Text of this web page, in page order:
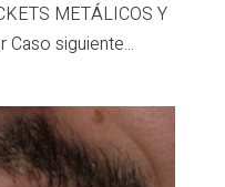
METÁLICOS Y
Caso siguiente...